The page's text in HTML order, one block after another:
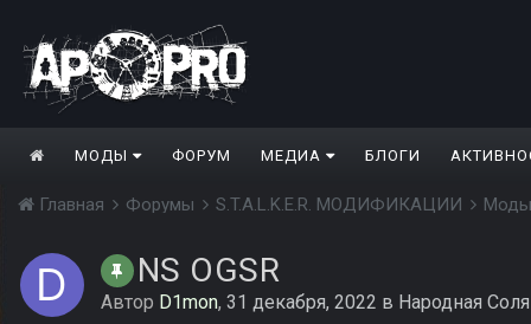
МОДЫ ФОРУМ МЕДИА БЛОГИ
Главная Форумы S.T.A.L.K.E.R. МОДИФИКАЦИИ
NS OGSR
Автор D1mon, 31 декабря, 2022 в Народная